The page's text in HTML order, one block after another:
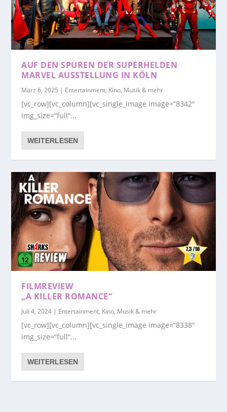
AUF DEN SPUREN DER SUPERHELDEN
MARVEL AUSSTELLUNG IN KÖLN
März 6, 2025 | Entertainment, Kino, Musik & mehr
[vc_row][vc_column][vc_single_image image=“8342″
img_size=“full“...
WEITERLESEN
FILMREVIEW
„A KILLER ROMANCE“
Juli 4, 2024 | Entertainment, Kino, Musik & mehr
[vc_row][vc_column][vc_single_image image=“8338″
img_size=“full“...
WEITERLESEN